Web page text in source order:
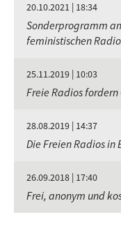
20.10.2021 | 18:34
Sonderprogramm
feministischen
25.11.2019 | 10:03
Freie Radios
28.08.2019 | 14:37
Die Freien Radios in
26.09.2018 | 17:40
Frei, anonym und